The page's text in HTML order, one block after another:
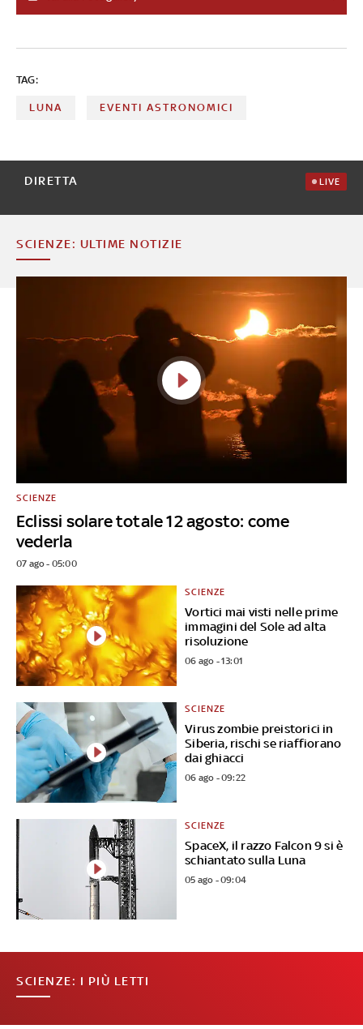
Terra nella sua orbita
TAG:
LUNA EVENTI ASTRONOMICI
DIRETTA LIVE
SCIENZE: ULTIME NOTIZIE
Eclissi solare totale 12 agosto: come
vederla
SCIENZE
07 ago - 05:00
Vortici mai visti nelle prime
immagini del Sole ad alta
risoluzione
SCIENZE
06 ago - 13:01
Virus zombie preistorici in
Siberia, rischi se riaffiorano
dai ghiacci
SCIENZE
06 ago - 09:22
SpaceX, il razzo Falcon 9 si è
schiantato sulla Luna
SCIENZE
05 ago - 09:04
SCIENZE: I PIÙ LETTI